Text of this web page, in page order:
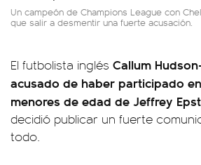
Un campeón de Champions League con
que salir a desmentir una fuerte acusación.
El futbolista inglés Callum
acusado de haber participado
menores de edad de Jeffrey
decidió publicar un fuerte
todo.